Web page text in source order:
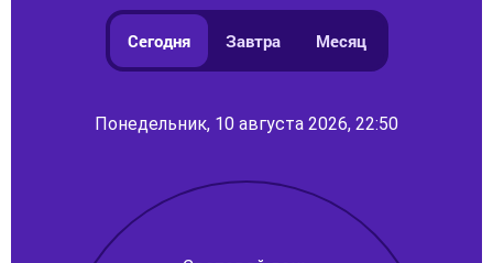
Сегодня Завтра Месяц
Понедельник, 10 августа 2026, 22:50